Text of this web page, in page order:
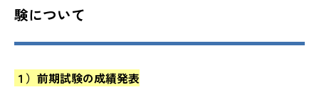
験について
１）前期試験の成績発表